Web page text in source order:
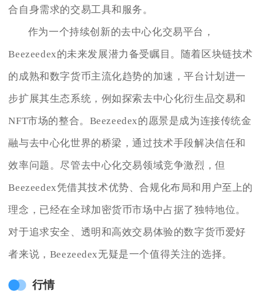
合自身需求的交易工具和服务。
作为一个持续创新的去中心化交易平台，
Beezeedex的未来发展潜力备受瞩目。随着区块链技术
的成熟和数字货币主流化趋势的加速，平台计划进一
步扩展其生态系统，例如探索去中心化衍生品交易和
NFT市场的整合。Beezeedex的愿景是成为连接传统金
融与去中心化世界的桥梁，通过技术手段解决信任和
效率问题。尽管去中心化交易领域竞争激烈，但
Beezeedex凭借其技术优势、合规化布局和用户至上的
理念，已经在全球加密货币市场中占据了独特地位。
对于追求安全、透明和高效交易体验的数字货币爱好
者来说，Beezeedex无疑是一个值得关注的选择。
行情